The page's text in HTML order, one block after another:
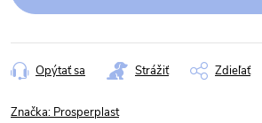
Opýtať sa Strážiť Zdieľať
Značka: Prosperplast